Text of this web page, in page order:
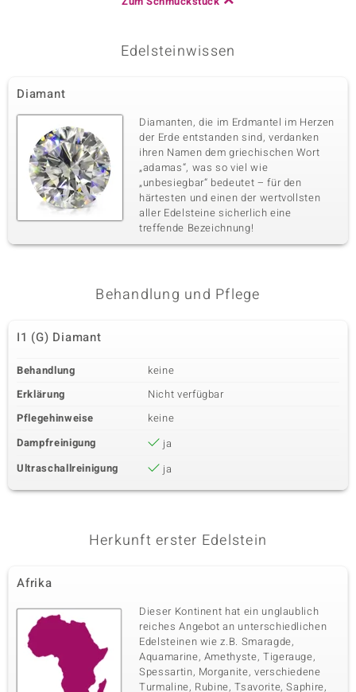
Edelsteinwissen
Diamant
Diamanten, die im Erdmantel im Herzen
der Erde entstanden sind, verdanken
ihren Namen dem griechischen Wort
„adamas“, was so viel wie
„unbesiegbar“ bedeutet – für den
härtesten und einen der wertvollsten
aller Edelsteine sicherlich eine
treffende Bezeichnung!
Behandlung und Pflege
I1 (G) Diamant
Behandlung
keine
Erklärung
Nicht verfügbar
Pflegehinweise
keine
Dampfreinigung
ja
Ultraschallreinigung
ja
Herkunft erster Edelstein
Afrika
Dieser Kontinent hat ein unglaublich
reiches Angebot an unterschiedlichen
Edelsteinen wie z.B. Smaragde,
Aquamarine, Amethyste, Tigerauge,
Spessartin, Morganite, verschiedene
Turmaline, Rubine, Tsavorite, Saphire,